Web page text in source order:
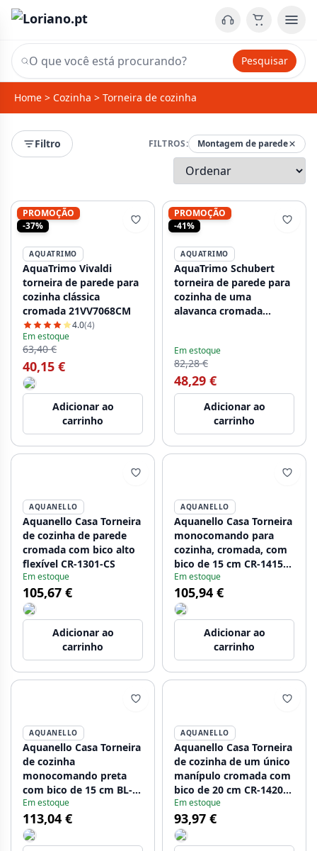
Pesquisar
Home > Cozinha > Torneira de cozinha
Filtro FILTROS: Montagem de parede
PROMOÇÃO
-37%
AQUATRIMO
AquaTrimo Vivaldi
torneira de parede para
cozinha clássica
cromada 21VV7068CM
4.0(4)
Em estoque
63,40 €
40,15 €
Adicionar ao
carrinho
PROMOÇÃO
-41%
AQUATRIMO
AquaTrimo Schubert
torneira de parede para
cozinha de uma
alavanca cromada
Em estoque
82,28 €
48,29 €
Adicionar ao
carrinho
AQUANELLO
Aquanello Casa Torneira
de cozinha de parede
cromada com bico alto
flexível CR-1301-CS
Em estoque
105,67 €
Adicionar ao
carrinho
AQUANELLO
Aquanello Casa Torneira
monocomando para
cozinha, cromada, com
bico de 15 cm CR-1415-
CS
Em estoque
105,94 €
Adicionar ao
carrinho
AQUANELLO
Aquanello Casa Torneira
de cozinha
monocomando preta
com bico de 15 cm BL-
1415-CS
Em estoque
113,04 €
AQUANELLO
Aquanello Casa Torneira
de cozinha de um único
manípulo cromada com
bico de 20 cm CR-1420-
CS
Em estoque
93,97 €